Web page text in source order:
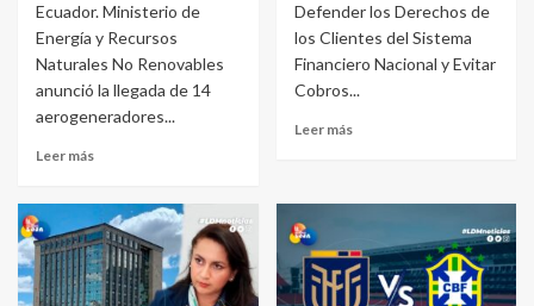
Ecuador. Ministerio de
Energía y Recursos
Naturales No Renovables
anunció la llegada de 14
aerogeneradores...
Leer más
Defender los Derechos de
los Clientes del Sistema
Financiero Nacional y Evitar
Cobros...
Leer más